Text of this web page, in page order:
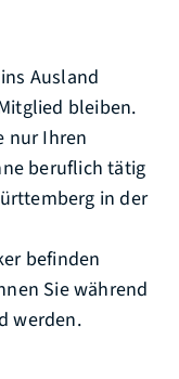
Ausland
bleiben.
nur Ihren
beruflich tätig
in der
befinden
Sie während
werden.